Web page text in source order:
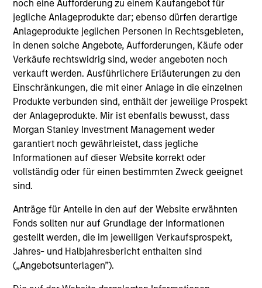
noch eine Aufforderung zu einem Kaufangebot für
jegliche Anlageprodukte dar; ebenso dürfen derartige
Anlageprodukte jeglichen Personen in Rechtsgebieten,
in denen solche Angebote, Aufforderungen, Käufe oder
Verkäufe rechtswidrig sind, weder angeboten noch
verkauft werden. Ausführlichere Erläuterungen zu den
Einschränkungen, die mit einer Anlage in die einzelnen
Produkte verbunden sind, enthält der jeweilige Prospekt
der Anlageprodukte. Mir ist ebenfalls bewusst, dass
Morgan Stanley Investment Management weder
garantiert noch gewährleistet, dass jegliche
Informationen auf dieser Website korrekt oder
vollständig oder für einen bestimmten Zweck geeignet
sind.
Anträge für Anteile in den auf der Website erwähnten
Fonds sollten nur auf Grundlage der Informationen
gestellt werden, die im jeweiligen Verkaufsprospekt,
Jahres- und Halbjahresbericht enthalten sind
(„Angebotsunterlagen”).
26
NIEDERLASSUNGEN
59